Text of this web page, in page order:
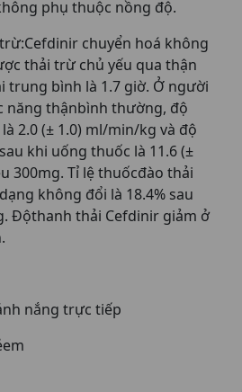
phụ thuộc nồng độ.
chuyển hoá không
thải trừ chủ yếu qua thận
trung bình là 1.7 giờ. Ở người
năng thậnbình thường, độ
2.0 (± 1.0) ml/min/kg và độ
khi uống thuốc là 11.6 (±
300mg. Tỉ lệ thuốcđào thải
không đổi là 18.4% sau
Độthanh thải Cefdinir giảm ở
nắng trực tiếp